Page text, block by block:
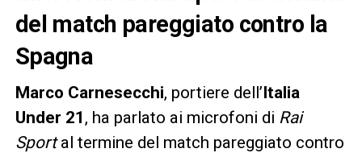
del match pareggiato contro la
Spagna
Marco Carnesecchi, portiere dell’ Italia
Under 21 , ha parlato ai microfoni di Rai
Sportal termine del match pareggiato contro